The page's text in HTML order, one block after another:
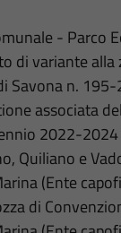
- Parco
di variante alla
Savona n.
associata
2022-
Quiliano e
(Ente
di